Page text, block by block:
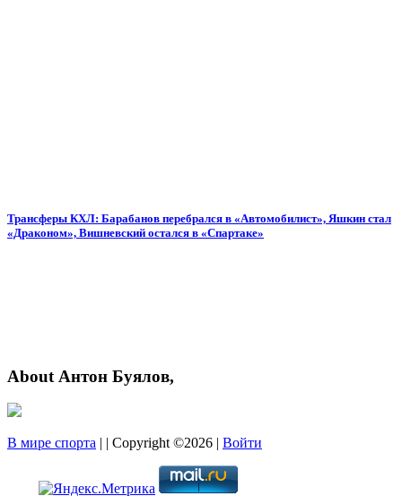
Трансферы КХЛ: Барабанов перебрался в «Автомобилист», Яшкин стал
«Драконом», Вишневский остался в «Спартаке»
About Антон Буялов,
В мире спорта | | Copyright ©2026 | Войти